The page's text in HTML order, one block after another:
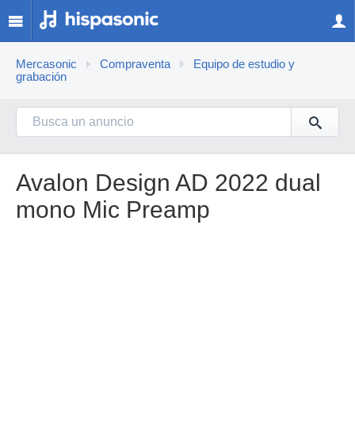
Mercasonic Compraventa
Equipo de estudio y
grabación
Avalon Design AD 2022 dual
mono Mic Preamp